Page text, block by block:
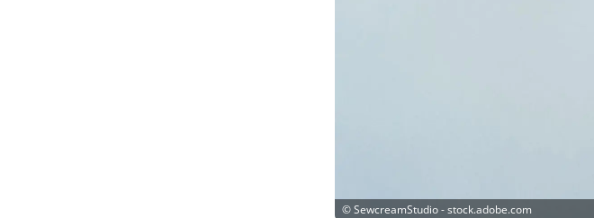
©SewcreamStudio - stock.adobe.com